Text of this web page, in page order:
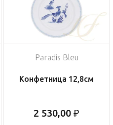
Paradis Bleu
Конфетница 12,8см
2 530,00 ₽